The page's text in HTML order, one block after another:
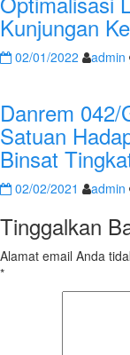
Kunjungan
02/01/2022 admin
Danrem 042/
Satuan
Binsat
02/02/2021 admin
Tinggalkan
Alamat email Anda
*